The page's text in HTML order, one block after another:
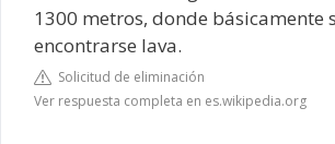
1300 metros, donde básicamente
encontrarse lava.
Solicitud de eliminación
Ver respuesta completa en es.wikipedia.org